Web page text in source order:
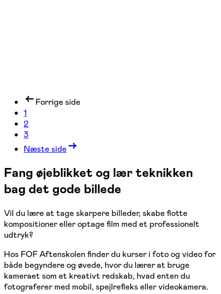
Forrige side
1
2
3
Næste side
Fang øjeblikket og lær teknikken
bag det gode billede
Vil du lære at tage skarpere billeder, skabe flotte
kompositioner eller optage film med et professionelt
udtryk?
Hos FOF Aftenskolen finder du kurser i foto og video for
både begyndere og øvede, hvor du lærer at bruge
kameraet som et kreativt redskab, hvad enten du
fotograferer med mobil, spejlrefleks eller videokamera.